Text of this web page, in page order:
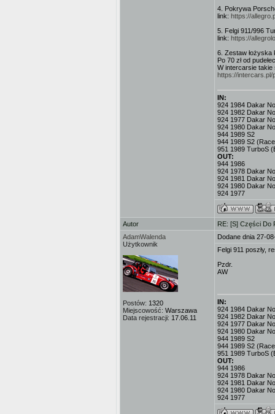
4. Pokrywa
link: https://
5. Felgi 911/996
link: https://
6. Zestaw łożyska
Po 70 zł od
W intercarsie takie
https://
IN:
924 1984 Dakar
924 1982 Dakar
924 1977 Dakar
924 1980 Dakar
944 1989 S2
944 1989 S2
951 1989 TurboS
OUT:
944 1986
924 1978 Dakar
924 1981 Dakar
924 1980 Dakar
924 1977
Autor
RE: [S] Części Do
AdamWalenda
Użytkownik
Postów: 1320
Miejscowość: Warszawa
Data rejestracji: 17.06.11
Dodane dnia 27-
Felgi 911 poszły,
Pzdr.
AW
IN:
924 1984 Dakar
924 1982 Dakar
924 1977 Dakar
924 1980 Dakar
944 1989 S2
944 1989 S2
951 1989 TurboS
OUT:
944 1986
924 1978 Dakar
924 1981 Dakar
924 1980 Dakar
924 1977